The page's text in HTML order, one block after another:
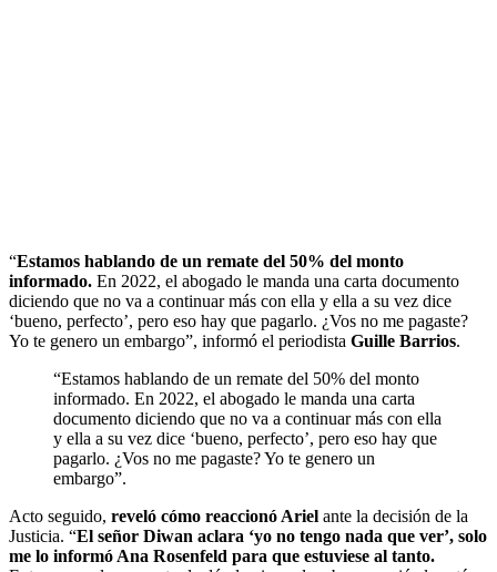
“Estamos hablando de un remate del 50% del monto
informado. En 2022, el abogado le manda una carta documento
diciendo que no va a continuar más con ella y ella a su vez dice
‘bueno, perfecto’, pero eso hay que pagarlo. ¿Vos no me pagaste?
Yo te genero un embargo”, informó el periodista Guille Barrios.
“Estamos hablando de un remate del 50% del monto
informado. En 2022, el abogado le manda una carta
documento diciendo que no va a continuar más con ella
y ella a su vez dice ‘bueno, perfecto’, pero eso hay que
pagarlo. ¿Vos no me pagaste? Yo te genero un
embargo”.
Acto seguido, reveló cómo reaccionó Ariel ante la decisión de la
Justicia. “El señor Diwan aclara ‘yo no tengo nada que ver’, solo
me lo informó Ana Rosenfeld para que estuviese al tanto.